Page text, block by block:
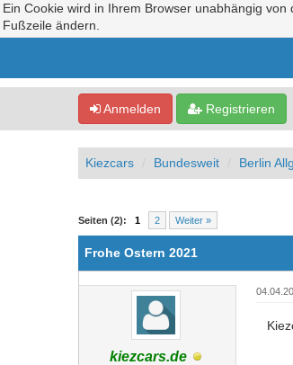
Ein Cookie wird in Ihrem Browser unabhängig
Fußzeile ändern.
Anmelden Registrieren
Kiezcars Bundesweit Berlin
Seiten (2): 1 2 Weiter »
0 Bewertung(en) - 0 im
1
2
3
4
5
Frohe Ostern 2021
kiezcars.de